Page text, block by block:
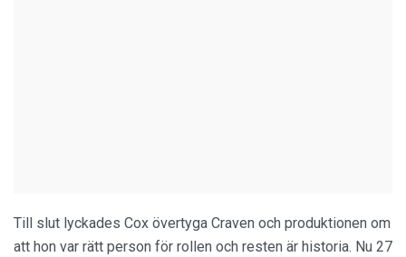
Till slut lyckades Cox övertyga Craven och produktionen om
att hon var rätt person för rollen och resten är historia. Nu 27